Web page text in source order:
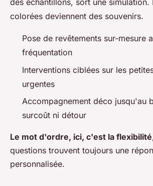
des échantillons, sort une simulation.
colorées deviennent des souvenirs.
Pose de revêtements sur-mesure
fréquentation
Interventions ciblées sur les
urgentes
Accompagnement déco jusqu'au
surcoût ni détour
Le mot d'ordre, ici, c'est la flexibilité
questions trouvent toujours une
personnalisée.